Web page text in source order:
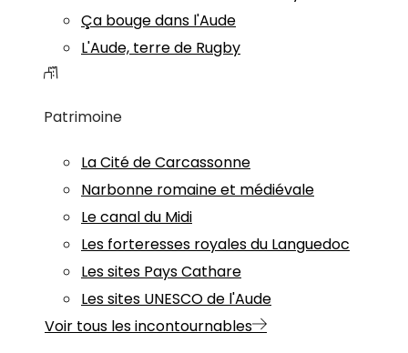
Ça bouge dans l'Aude
L'Aude, terre de Rugby
Patrimoine
La Cité de Carcassonne
Narbonne romaine et médiévale
Le canal du Midi
Les forteresses royales du Languedoc
Les sites Pays Cathare
Les sites UNESCO de l'Aude
Voir tous les incontournables